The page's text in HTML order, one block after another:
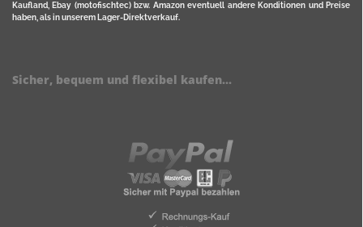
Kaufland, Ebay (motofischtec) bzw. Amazon eventuell andere Konditionen und Preise
haben, als in unserem Lager-Direktverkauf.
Sicher, bequem und flexibel kaufen...